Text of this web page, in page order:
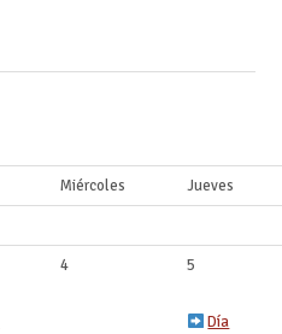
Miércoles Jueves
4 5
Día